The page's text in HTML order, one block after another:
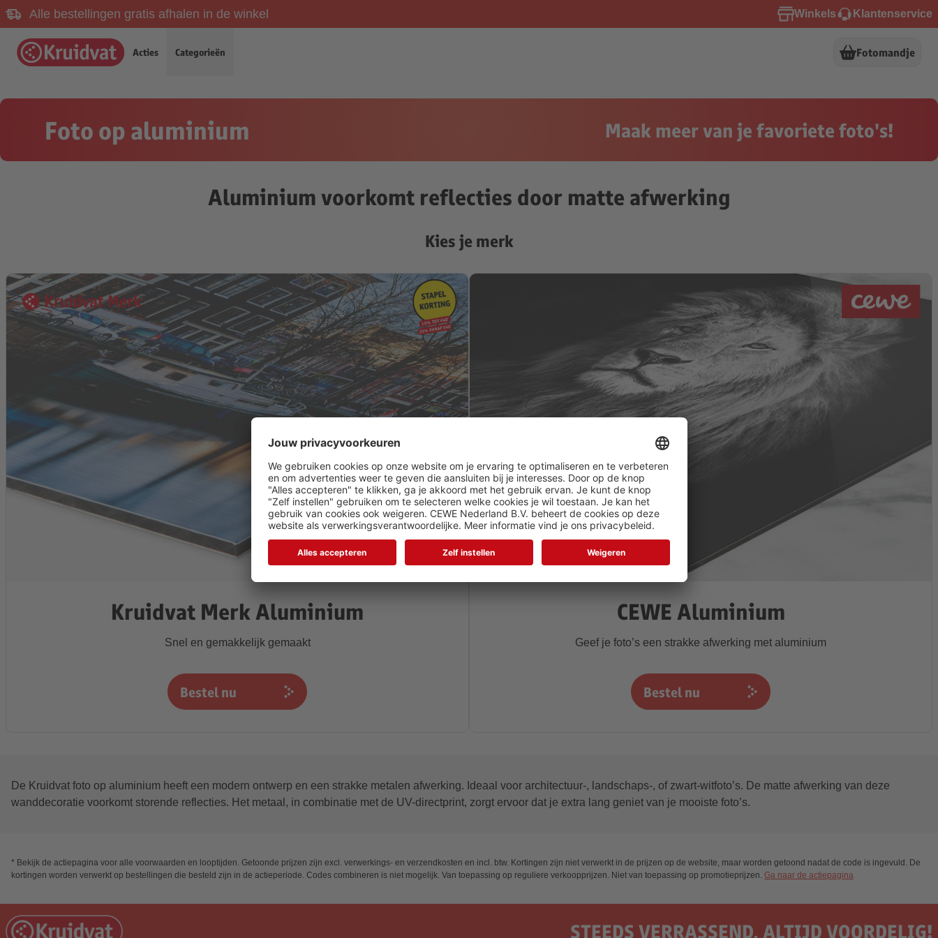
Alle bestellingen gratis afhalen in de winkel Winkels Klantenservice
Acties Categorieën Fotomandje
Foto op aluminium Maak meer van je favoriete foto's!
Aluminium voorkomt reflecties door matte afwerking
Kies je merk
Kruidvat Merk Aluminium
Snel en gemakkelijk gemaakt
Bestel nu
CEWE Aluminium
Geef je foto’s een strakke afwerking met aluminium
Bestel nu
De Kruidvat foto op aluminium heeft een modern ontwerp en een strakke metalen afwerking. Ideaal voor architectuur-, landschaps-, of zwart-witfoto’s. De matte afwerking van deze
wanddecoratie voorkomt storende reflecties. Het metaal, in combinatie met de UV-directprint, zorgt ervoor dat je extra lang geniet van je mooiste foto’s.
* Bekijk de actiepagina voor alle voorwaarden en looptijden. Getoonde prijzen zijn excl. verwerkings- en verzendkosten en incl. btw. Kortingen zijn niet verwerkt in de prijzen op de website, maar worden getoond nadat de code is ingevuld. De
kortingen worden verwerkt op bestellingen die besteld zijn in de actieperiode. Codes combineren is niet mogelijk. Van toepassing op reguliere verkoopprijzen. Niet van toepassing op promotieprijzen. Ga naar de actiepagina
STEEDS VERRASSEND, ALTIJD VOORDELIG!